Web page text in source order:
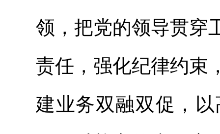
领，把党的领导贯穿
责任，强化纪律约束
建业务双融双促，